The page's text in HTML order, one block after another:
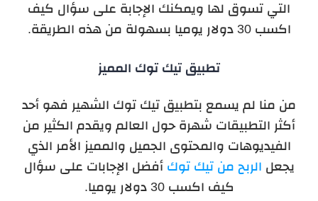
التي تسوق لها ويمكنك الإجابة على سؤال كيف
اكسب 30 دولار يوميا بسهولة من هذه الطريقة.
تطبيق تيك توك المميز
من منا لم يسمع بتطبيق تيك توك الشهير فهو أحد
أكثر التطبيقات شهرة حول العالم ويقدم الكثير من
الفيديوهات والمحتوى الجميل والمميز الأمر الذي
يجعل الربح من تيك توك أفضل الإجابات على سؤال
كيف اكسب 30 دولار يوميا.